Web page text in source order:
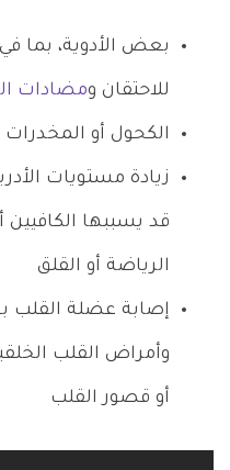
بعض الأدوية، بما في
للاحتقان ومضادات
الكحول أو
زيادة مستويات
قد يسببها الكافيين
الرياضة أو القلق
إصابة عضلة القلب بـ
وأمراض القلب
أو قصور القلب